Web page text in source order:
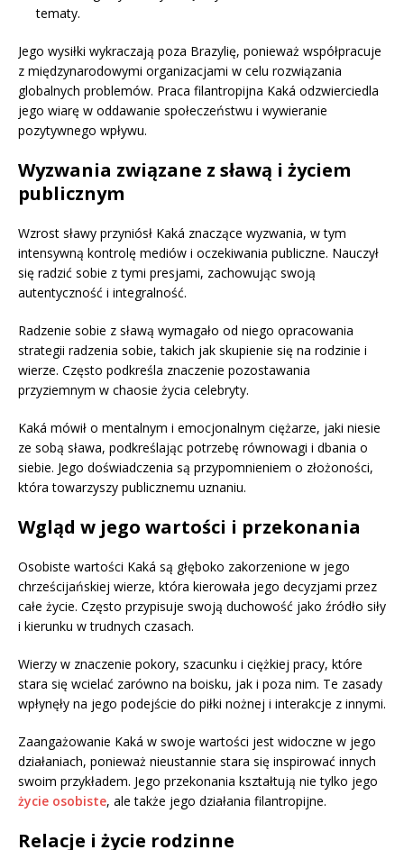
tematy.
Jego wysiłki wykraczają poza Brazylię, ponieważ współpracuje
z międzynarodowymi organizacjami w celu rozwiązania
globalnych problemów. Praca filantropijna Kaká odzwierciedla
jego wiarę w oddawanie społeczeństwu i wywieranie
pozytywnego wpływu.
Wyzwania związane z sławą i życiem
publicznym
Wzrost sławy przyniósł Kaká znaczące wyzwania, w tym
intensywną kontrolę mediów i oczekiwania publiczne. Nauczył
się radzić sobie z tymi presjami, zachowując swoją
autentyczność i integralność.
Radzenie sobie z sławą wymagało od niego opracowania
strategii radzenia sobie, takich jak skupienie się na rodzinie i
wierze. Często podkreśla znaczenie pozostawania
przyziemnym w chaosie życia celebryty.
Kaká mówił o mentalnym i emocjonalnym ciężarze, jaki niesie
ze sobą sława, podkreślając potrzebę równowagi i dbania o
siebie. Jego doświadczenia są przypomnieniem o złożoności,
która towarzyszy publicznemu uznaniu.
Wgląd w jego wartości i przekonania
Osobiste wartości Kaká są głęboko zakorzenione w jego
chrześcijańskiej wierze, która kierowała jego decyzjami przez
całe życie. Często przypisuje swoją duchowość jako źródło siły
i kierunku w trudnych czasach.
Wierzy w znaczenie pokory, szacunku i ciężkiej pracy, które
stara się wcielać zarówno na boisku, jak i poza nim. Te zasady
wpłynęły na jego podejście do piłki nożnej i interakcje z innymi.
Zaangażowanie Kaká w swoje wartości jest widoczne w jego
działaniach, ponieważ nieustannie stara się inspirować innych
swoim przykładem. Jego przekonania kształtują nie tylko jego
życie osobiste, ale także jego działania filantropijne.
Relacje i życie rodzinne